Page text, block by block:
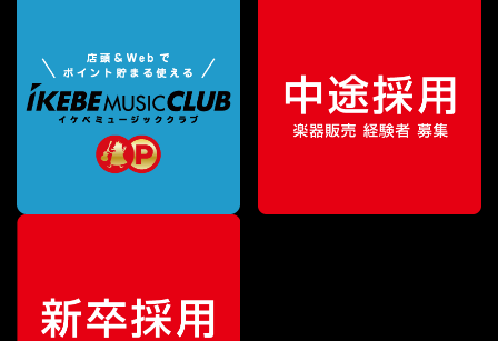
販売価格¥7,590（税込）